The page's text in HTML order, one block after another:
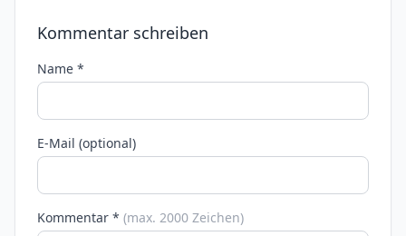
Kommentar schreiben
Name *
E-Mail (optional)
Kommentar * (max. 2000 Zeichen)